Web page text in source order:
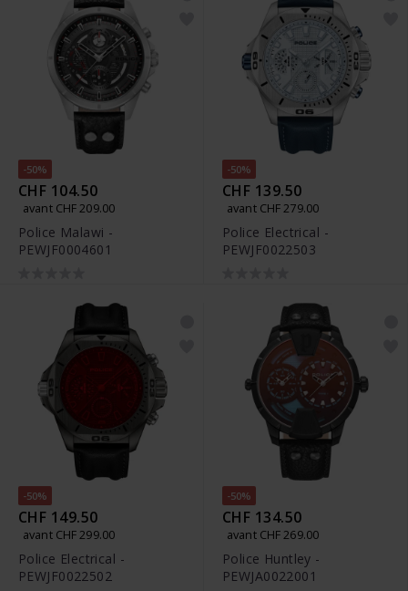
-50%
CHF 104.50
avant CHF 209.00
Police Malawi -
PEWJF0004601
-50%
CHF 139.50
avant CHF 279.00
Police Electrical -
PEWJF0022503
-50%
CHF 149.50
avant CHF 299.00
Police Electrical -
PEWJF0022502
-50%
CHF 134.50
avant CHF 269.00
Police Huntley -
PEWJA0022001